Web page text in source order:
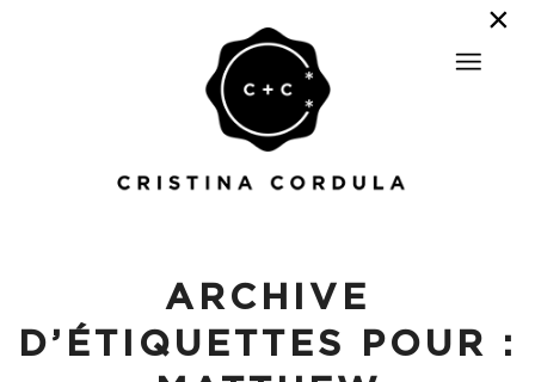
ARCHIVE
D’ÉTIQUETTES POUR :